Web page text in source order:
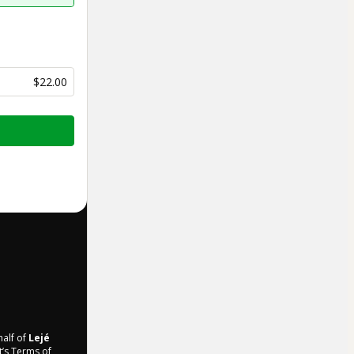
$22.00
of Lejé
Terms of